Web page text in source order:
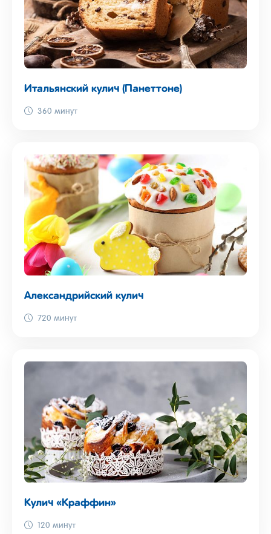
Итальянский кулич (Панеттоне)
360 минут
Александрийский кулич
720 минут
Кулич «Краффин»
120 минут